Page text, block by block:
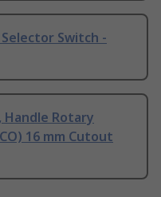
Switch -
Handle Rotary
16 mm Cutout